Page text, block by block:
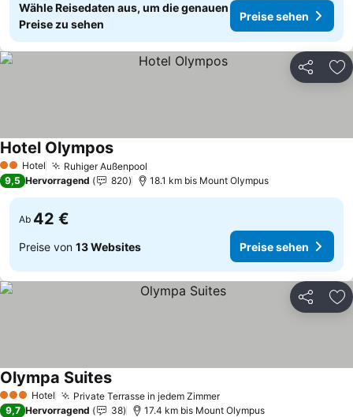
Wähle Reisedaten aus, um die genauen
Preise zu sehen
Preise sehen
Teilen
2 Sterne
Hotel Ruhiger Außenpool
Hotel Olympos
9,5 Hervorragend 820 18.1 km bis Mount Olympus
Ab 42 €
Preise von 13 Websites Preise sehen
Teilen
3 SterneHotel Private Terrasse in jedem Zimmer
Olympa Suites
9,7 Hervorragend 38 17.4 km bis Mount Olympus